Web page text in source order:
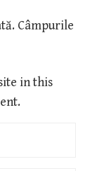
Câmpurile
in this